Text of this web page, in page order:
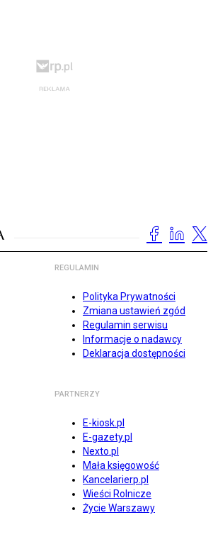
REGULAMIN
Polityka Prywatności
Zmiana ustawień zgód
Regulamin serwisu
Informacje o nadawcy
Deklaracja dostępności
PARTNERZY
E-kiosk.pl
E-gazety.pl
Nexto.pl
Mała księgowość
Kancelarierp.pl
Wieści Rolnicze
Życie Warszawy